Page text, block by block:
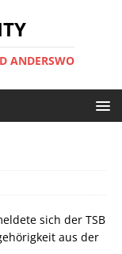
ANDERSWO
sich der TSB
aus der